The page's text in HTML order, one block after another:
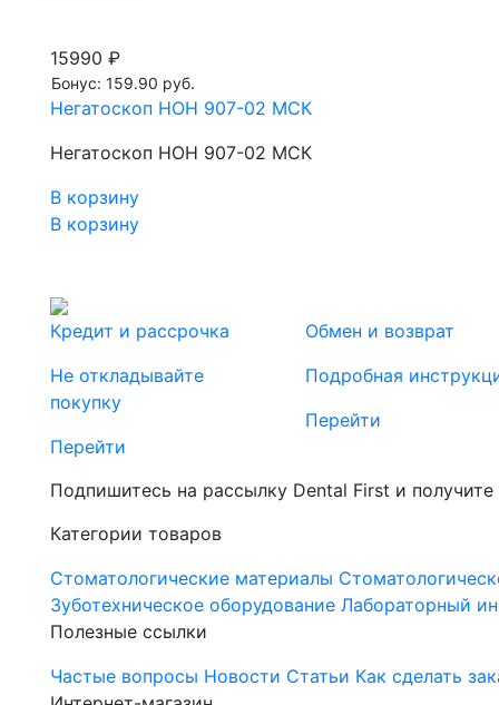
15990 ₽
Бонус: 159.90 руб.
Негатоскоп НОН 907-02 МСК
Негатоскоп НОН 907-02 МСК
В корзину
В корзину
Кредит и рассрочка
Не откладывайте
покупку
Перейти
Обмен и возврат
Подробная
Перейти
Подпишитесь на рассылку Dental First и
Категории товаров
Стоматологические материалы
Зуботехническое оборудование Лабораторный
Полезные ссылки
Частые вопросы Новости Статьи Как сделать